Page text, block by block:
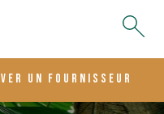
un fournisseur